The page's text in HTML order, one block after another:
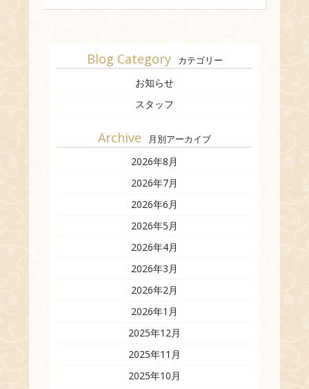
Blog Category カテゴリー
お知らせ
スタッフ
Archive 月別アーカイブ
2026年8月
2026年7月
2026年6月
2026年5月
2026年4月
2026年3月
2026年2月
2026年1月
2025年12月
2025年11月
2025年10月